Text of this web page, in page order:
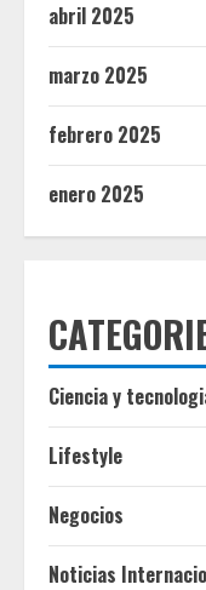
abril 2025
marzo 2025
febrero 2025
enero 2025
Ciencia y
Lifestyle
Negocios
Noticias